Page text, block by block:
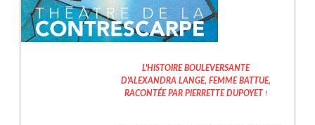
L'HISTOIRE BOULEVERSANTE
D'ALEXANDRA LANGE, FEMME BATTUE,
RACONTÉE PAR PIERRETTE DUPOYET !